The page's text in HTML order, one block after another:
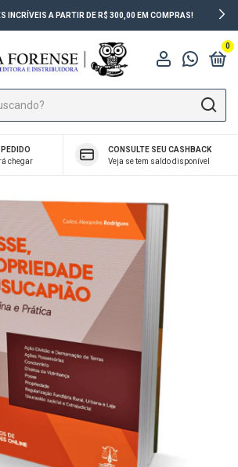
INCRÍVEIS A PARTIR DE R$ 300,00 EM COMPRAS!
0
chegar
CONSULTE SEU CASHBACK
Veja se tem saldo disponível